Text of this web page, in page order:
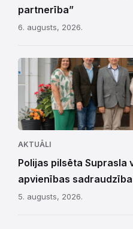
partnerība”
6. augusts, 2026.
AKTUĀLI
Polijas pilsēta Suprasla
apvienības
5. augusts, 2026.